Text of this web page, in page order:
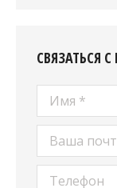
СВЯЗАТЬСЯ
Имя *
Ваша почта
Телефон